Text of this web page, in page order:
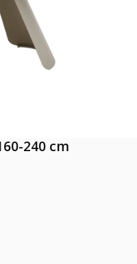
240 cm